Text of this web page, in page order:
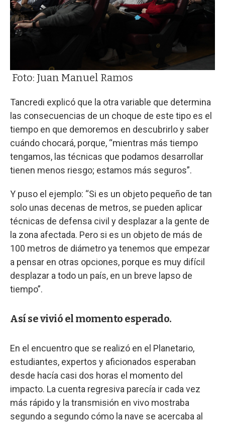
Foto: Juan Manuel Ramos
Tancredi explicó que la otra variable que determina
las consecuencias de un choque de este tipo es el
tiempo en que demoremos en descubrirlo y saber
cuándo chocará, porque, “mientras más tiempo
tengamos, las técnicas que podamos desarrollar
tienen menos riesgo; estamos más seguros”.
Y puso el ejemplo: “Si es un objeto pequeño de tan
solo unas decenas de metros, se pueden aplicar
técnicas de defensa civil y desplazar a la gente de
la zona afectada. Pero si es un objeto de más de
100 metros de diámetro ya tenemos que empezar
a pensar en otras opciones, porque es muy difícil
desplazar a todo un país, en un breve lapso de
tiempo”.
Así se vivió el momento esperado.
En el encuentro que se realizó en el Planetario,
estudiantes, expertos y aficionados esperaban
desde hacía casi dos horas el momento del
impacto. La cuenta regresiva parecía ir cada vez
más rápido y la transmisión en vivo mostraba
segundo a segundo cómo la nave se acercaba al